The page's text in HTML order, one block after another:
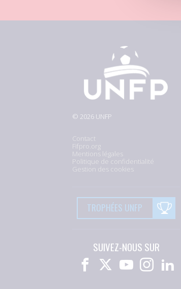
© 2026 UNFP
Contact
Fifpro.org
Mentions légales
Politique de confidentialité
Gestion des cookies
TROPHÉES UNFP
SUIVEZ-NOUS SUR